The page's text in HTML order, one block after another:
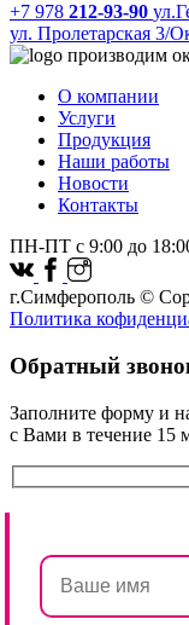
+7 978 212-93-90
ул. Пролетарская 3/
производим
О компании
Услуги
Продукция
Наши работы
Новости
Контакты
ПН-ПТ с 9:00 до
г.Симферополь ©
Политика
Обратный
Заполните форму и
с Вами в течение 15